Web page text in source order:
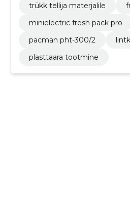
trükk tellija materjalile
minielectric fresh pack pro
pacman pht-300/2
plasttaara tootmine